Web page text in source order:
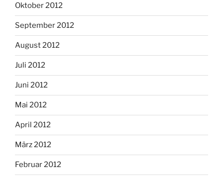
Oktober 2012
September 2012
August 2012
Juli 2012
Juni 2012
Mai 2012
April 2012
März 2012
Februar 2012